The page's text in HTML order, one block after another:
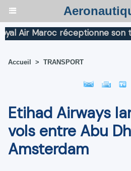
Maroc réceptionne son
Accueil > TRANSPORT
Etihad Airways
vols entre Abu
Amsterdam